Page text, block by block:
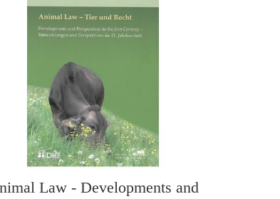
Law - Developments and